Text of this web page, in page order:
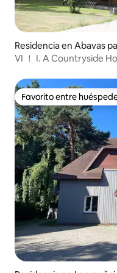
Residencia en Abavas
VI ！ I. A Countryside
Favorito entre
Favorito entre